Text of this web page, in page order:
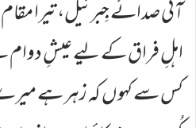
آئی صدائے جِبرئیل، تیرا
اہلِ فراق کے لیے عیشِ دوام
کس سے کہوں کہ زہر ہے